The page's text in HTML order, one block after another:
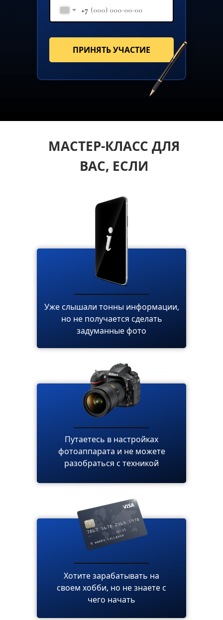
+7
ПРИНЯТЬ УЧАСТИЕ
МАСТЕР-КЛАСС ДЛЯ
ВАС, ЕСЛИ
Путаетесь в настройках
фотоаппарата и не можете
разобраться с техникой
Уже слышали тонны информации,
но не получается сделать
задуманные фото
Хотите зарабатывать на
своем хобби, но не знаете с
чего начать